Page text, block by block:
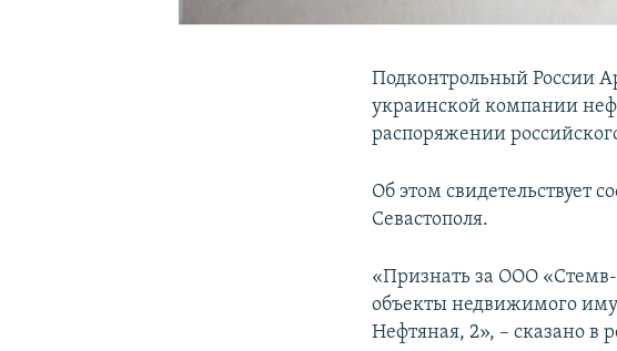
Подконтрольный России
украинской компании
распоряжении
Об этом свидетельствует
Севастополя.
«Признать за ООО
объекты недвижимого
Нефтяная, 2», – сказано в